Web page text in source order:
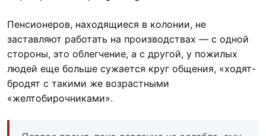
Пенсионеров, находящиеся в колонии, не
заставляют работать на производствах — с одной
стороны, это облегчение, а с другой, у пожилых
людей еще больше сужается круг общения, «ходят-
бродят с такими же возрастными
«желтобирочниками».